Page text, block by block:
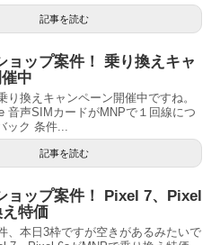
記事を読む
ョップ案件！ 乗り換えキャ
中
り換えキャンペーン開催中ですね。
音声SIMカードがMNPで１回線につ
ック 条件...
記事を読む
ョップ案件！ Pixel 7、Pixel
特価
、本日3枠ですが空きがあるみたいで